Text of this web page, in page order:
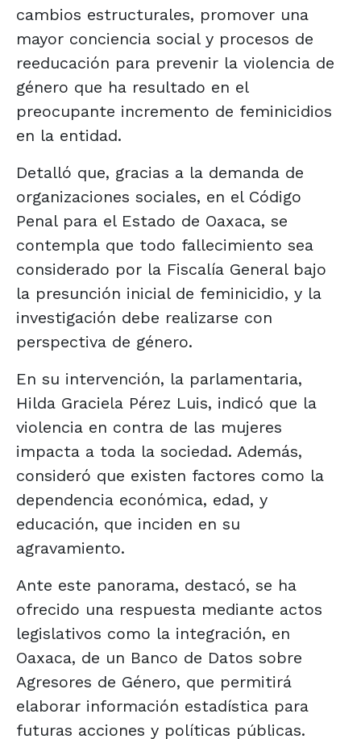
cambios estructurales, promover una
mayor conciencia social y procesos de
reeducación para prevenir la violencia de
género que ha resultado en el
preocupante incremento de feminicidios
en la entidad.
Detalló que, gracias a la demanda de
organizaciones sociales, en el Código
Penal para el Estado de Oaxaca, se
contempla que todo fallecimiento sea
considerado por la Fiscalía General bajo
la presunción inicial de feminicidio, y la
investigación debe realizarse con
perspectiva de género.
En su intervención, la parlamentaria,
Hilda Graciela Pérez Luis, indicó que la
violencia en contra de las mujeres
impacta a toda la sociedad. Además,
consideró que existen factores como la
dependencia económica, edad, y
educación, que inciden en su
agravamiento.
Ante este panorama, destacó, se ha
ofrecido una respuesta mediante actos
legislativos como la integración, en
Oaxaca, de un Banco de Datos sobre
Agresores de Género, que permitirá
elaborar información estadística para
futuras acciones y políticas públicas.